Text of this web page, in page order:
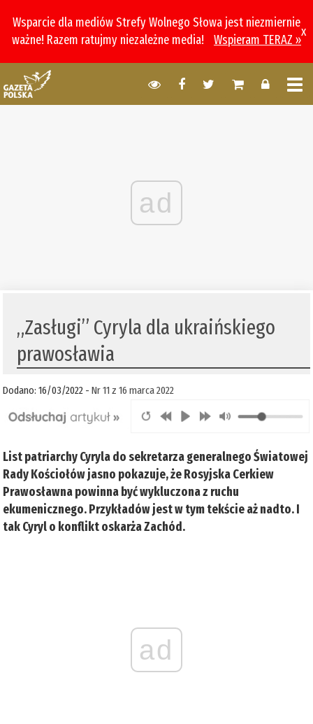
Wsparcie dla mediów Strefy Wolnego Słowa jest niezmiernie
ważne! Razem ratujmy niezależne media!
Wspieram TERAZ »
x
ad
„Zasługi” Cyryla dla ukraińskiego
prawosławia
Dodano: 16/03/2022 -Nr 11 z 16 marca 2022
List patriarchy Cyryla do sekretarza generalnego Światowej
Rady Kościołów jasno pokazuje, że Rosyjska Cerkiew
Prawosławna powinna być wykluczona z ruchu
ekumenicznego. Przykładów jest w tym tekście aż nadto. I
tak Cyryl o konflikt oskarża Zachód.
ad